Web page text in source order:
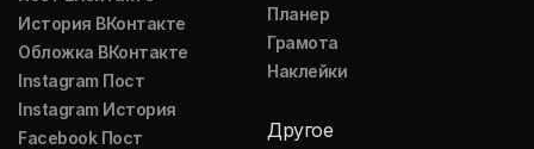
История ВКонтакте
Обложка ВКонтакте
Instagram Пост
Instagram История
Facebook Пост
Планер
Грамота
Наклейки
Другое